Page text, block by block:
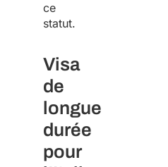
ce
statut.
Visa
de
longue
durée
pour